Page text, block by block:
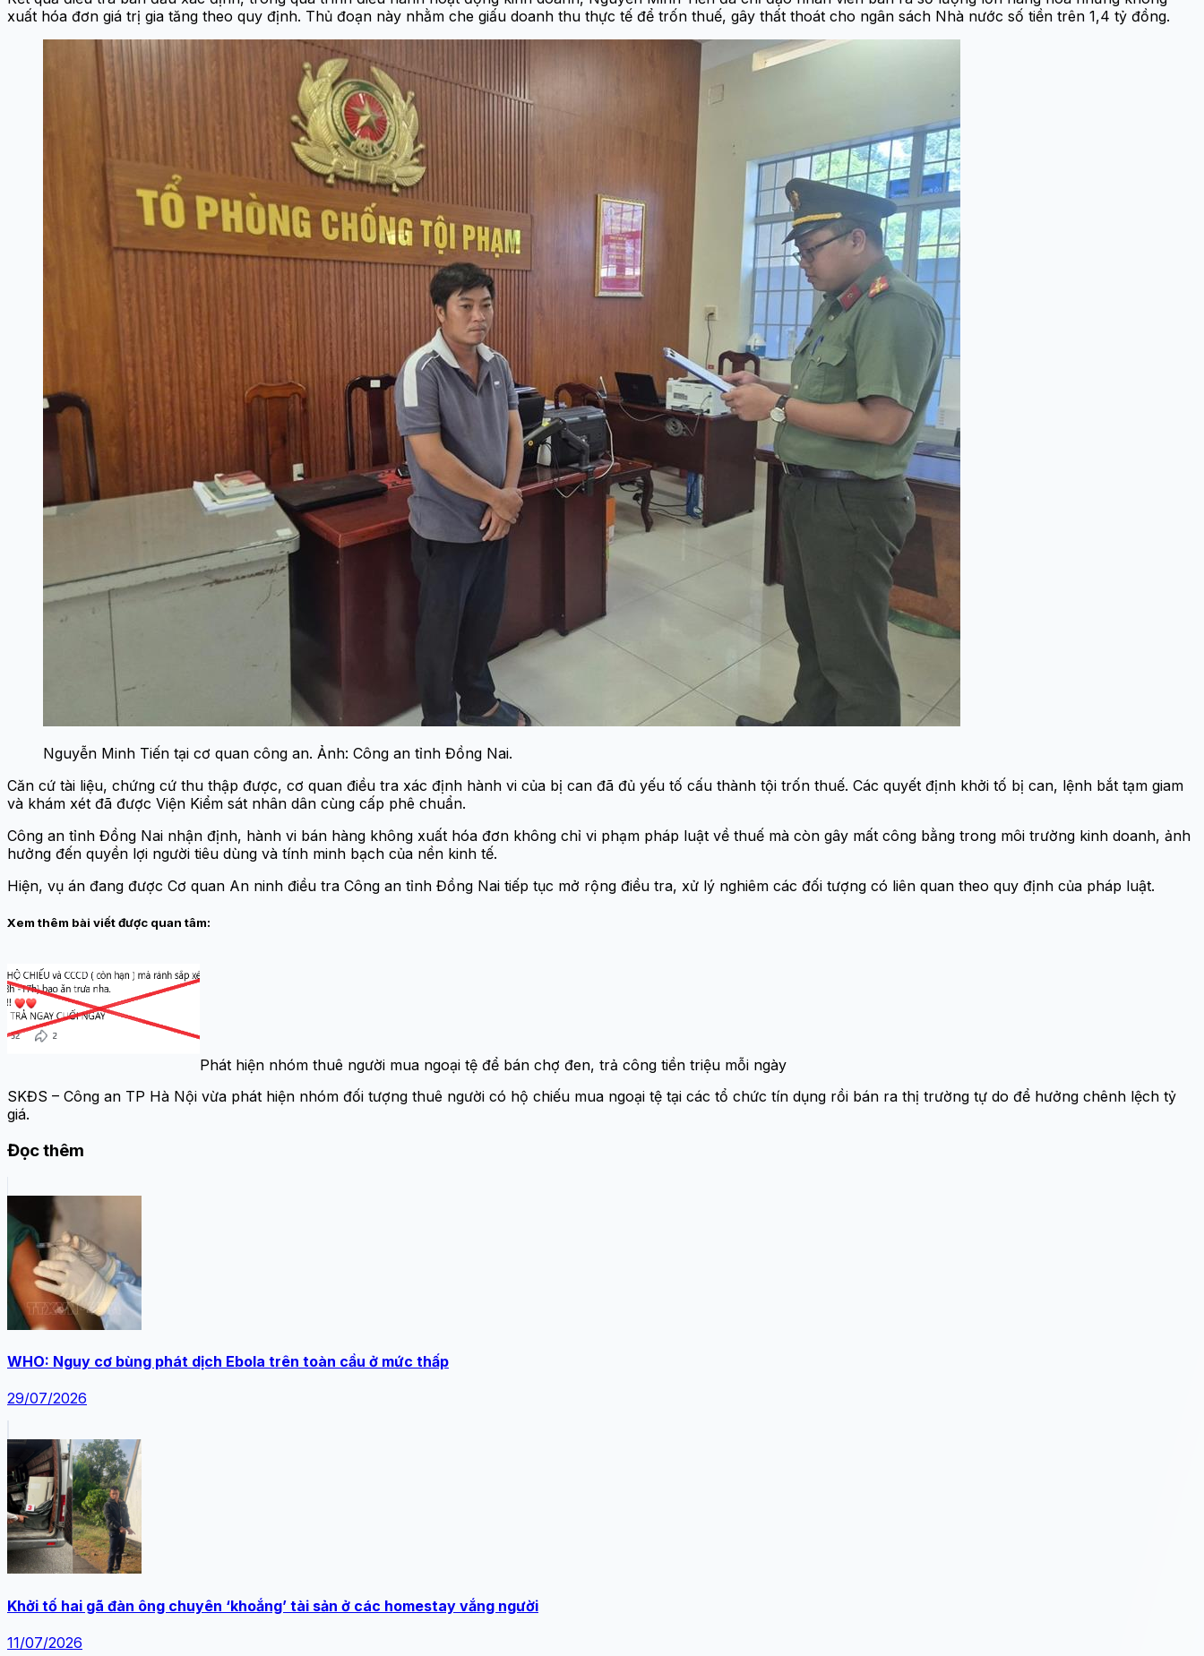
xuất hóa đơn giá trị gia tăng theo quy định. Thủ đoạn này nhằm che giấu doanh thu thực tế để trốn thuế, gây thất thoát cho ngân sách Nhà nước số tiền trên 1,4 tỷ đồng.
Nguyễn Minh Tiến tại cơ quan công an. Ảnh: Công an tỉnh Đồng Nai.
Căn cứ tài liệu, chứng cứ thu thập được, cơ quan điều tra xác định hành vi của bị can đã đủ yếu tố cấu thành tội trốn thuế. Các quyết định khởi tố bị can, lệnh bắt tạm giam
và khám xét đã được Viện Kiểm sát nhân dân cùng cấp phê chuẩn.
Công an tỉnh Đồng Nai nhận định, hành vi bán hàng không xuất hóa đơn không chỉ vi phạm pháp luật về thuế mà còn gây mất công bằng trong môi trường kinh doanh, ảnh
hưởng đến quyền lợi người tiêu dùng và tính minh bạch của nền kinh tế.
Hiện, vụ án đang được Cơ quan An ninh điều tra Công an tỉnh Đồng Nai tiếp tục mở rộng điều tra, xử lý nghiêm các đối tượng có liên quan theo quy định của pháp luật.
Xem thêm bài viết được quan tâm:
Phát hiện nhóm thuê người mua ngoại tệ để bán chợ đen, trả công tiền triệu mỗi ngày
SKĐS – Công an TP Hà Nội vừa phát hiện nhóm đối tượng thuê người có hộ chiếu mua ngoại tệ tại các tổ chức tín dụng rồi bán ra thị trường tự do để hưởng chênh lệch tỷ
giá.
Đọc thêm
WHO: Nguy cơ bùng phát dịch Ebola trên toàn cầu ở mức thấp
29/07/2026
Khởi tố hai gã đàn ông chuyên ‘khoắng’ tài sản ở các homestay vắng người
11/07/2026